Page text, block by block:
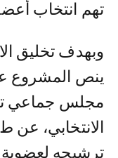
تهم انتخاب
وبهدف تخليق
ينص المشروع
مجلس جماعي
الانتخابي، عن
ترشيحه